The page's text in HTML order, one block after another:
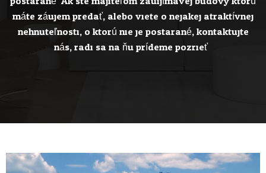
máte záujem predať, alebo viete o nejakej atraktívnej
nehnuteľnosti, o ktorú nie je postarané, kontaktujte
nás, radi sa na ňu prídeme pozrieť.